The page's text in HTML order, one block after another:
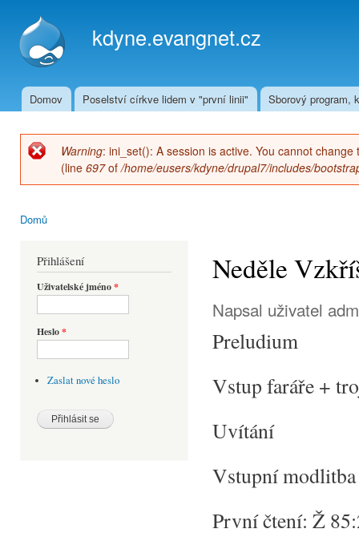
kdyne.evangnet.cz
Hlavní menu
Domov Poselství církve lidem v "první linii" Sborový program,
Chybová zpráva
Warning: ini_set(): A session is active. You cannot
(line 697of/home/eusers/kdyne/drupal7/includes/
Domů
Přihlášení
Uživatelské jméno*
Heslo*
Zaslat nové heslo
Neděle
Napsal uživatel
Preludium
Vstup faráře +
Uvítání
Vstupní modlitba
První čtení: Ž